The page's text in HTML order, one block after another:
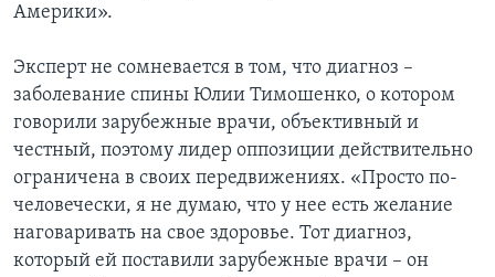
Америки».
Эксперт не сомневается в том, что диагноз –
заболевание спины Юлии Тимошенко, о котором
говорили зарубежные врачи, объективный и
честный, поэтому лидер оппозиции действительно
ограничена в своих передвижениях. «Просто по-
человечески, я не думаю, что у нее есть желание
наговаривать на свое здоровье. Тот диагноз,
который ей поставили зарубежные врачи – он